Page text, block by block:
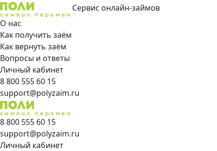
Сервис онлайн-займов
О нас
Как получить заём
Как вернуть заём
Вопросы и ответы
Личный кабинет
8 800 555 60 15
support@polyzaim.ru
8 800 555 60 15
support@polyzaim.ru
Личный кабинет